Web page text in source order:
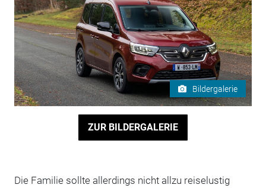
Bildergalerie
ZUR BILDERGALERIE
Die Familie sollte allerdings nicht allzu reiselustig